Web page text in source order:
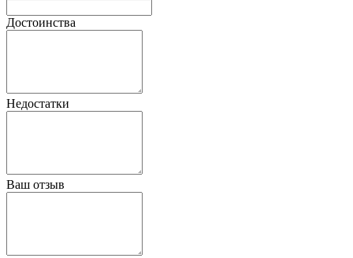
Достоинства
Недостатки
Ваш отзыв